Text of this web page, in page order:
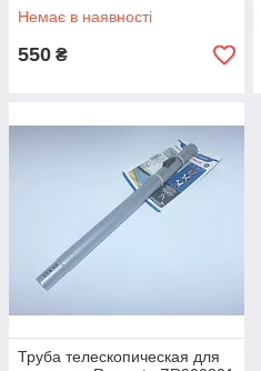
Немає в наявності
550 ₴
Труба телескопическая для